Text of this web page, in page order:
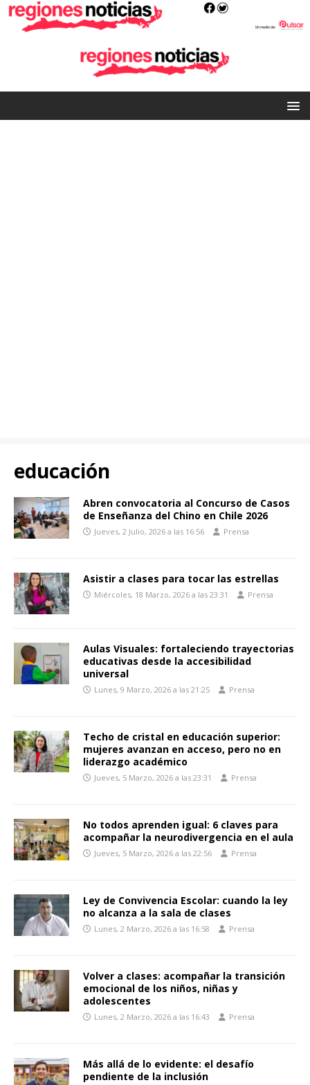
educación
Abren convocatoria al Concurso de Casos
de Enseñanza del Chino en Chile 2026
Jueves, 2 Julio, 2026 a las 16:56 Prensa
Asistir a clases para tocar las estrellas
Miércoles, 18 Marzo, 2026 a las 23:31 Prensa
Aulas Visuales: fortaleciendo trayectorias
educativas desde la accesibilidad
universal
Lunes, 9 Marzo, 2026 a las 21:25 Prensa
Techo de cristal en educación superior:
mujeres avanzan en acceso, pero no en
liderazgo académico
Jueves, 5 Marzo, 2026 a las 23:31 Prensa
No todos aprenden igual: 6 claves para
acompañar la neurodivergencia en el aula
Jueves, 5 Marzo, 2026 a las 22:56 Prensa
Ley de Convivencia Escolar: cuando la ley
no alcanza a la sala de clases
Lunes, 2 Marzo, 2026 a las 16:58 Prensa
Volver a clases: acompañar la transición
emocional de los niños, niñas y
adolescentes
Lunes, 2 Marzo, 2026 a las 16:43 Prensa
Más allá de lo evidente: el desafío
pendiente de la inclusión